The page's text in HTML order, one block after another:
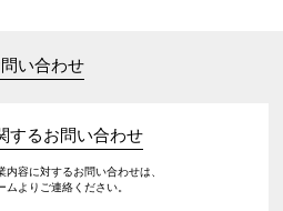
い合わせ
するお問い合わせ
容に対するお問い合わせは、
ムよりご連絡ください。